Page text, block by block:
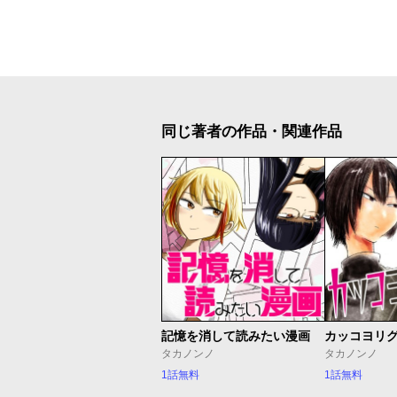
同じ著者の作品・関連作品
記憶を消して読みたい漫画
タカノンノ
1話無料
カッコヨリ
タカノンノ
1話無料